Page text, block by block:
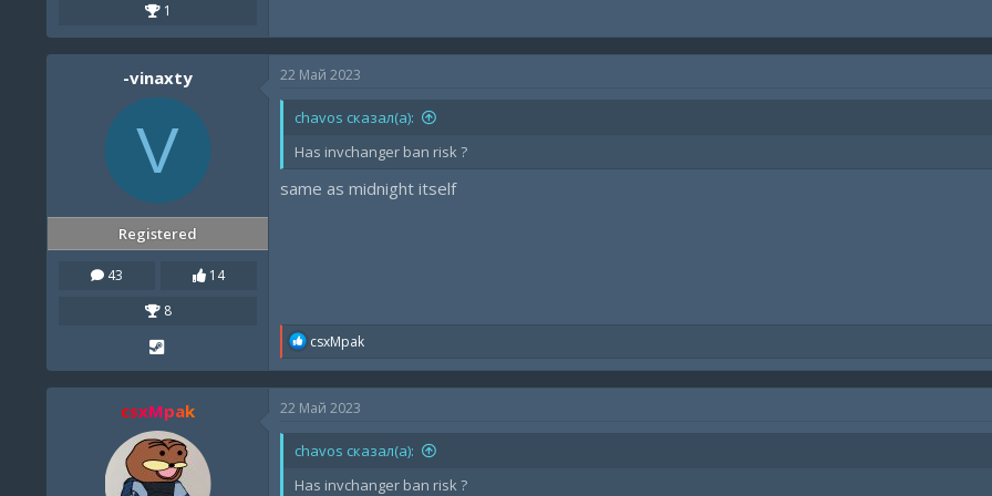
1
-vinaxty
V
Registered
43
14
8
22 Май 2023
chavos сказал(а):
Has invchanger ban risk ?
same as midnight itself
R
a
c
t
o
s
csxMpak
csxMpak 22 Май 2023
chavos сказал(а):
Has invchanger ban risk ?